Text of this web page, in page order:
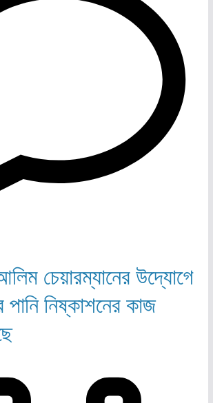
চেয়ারম্যানের উদ্যোগে
পানি নিষ্কাশনের কাজ